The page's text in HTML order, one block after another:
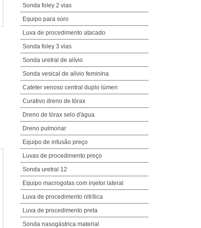
Sonda foley 2 vias
Equipo para soro
Luva de procedimento atacado
Sonda foley 3 vias
Sonda uretral de alívio
Sonda vesical de alívio feminina
Cateter venoso central duplo lúmen
Curativo dreno de tórax
Dreno de tórax selo d'água
Dreno pulmonar
Equipo de infusão preço
Luvas de procedimento preço
Sonda uretral 12
Equipo macrogotas com injetor lateral
Luva de procedimento nitrílica
Luva de procedimento preta
Sonda nasogástrica material